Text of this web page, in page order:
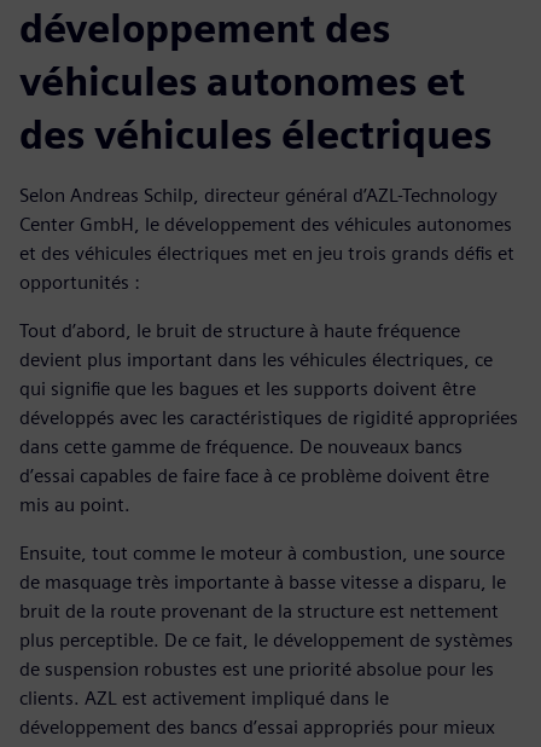
développement des
véhicules autonomes et
des véhicules électriques
Selon Andreas Schilp, directeur général d’AZL-Technology
Center GmbH, le développement des véhicules autonomes
et des véhicules électriques met en jeu trois grands défis et
opportunités :
Tout d’abord, le bruit de structure à haute fréquence
devient plus important dans les véhicules électriques, ce
qui signifie que les bagues et les supports doivent être
développés avec les caractéristiques de rigidité appropriées
dans cette gamme de fréquence. De nouveaux bancs
d’essai capables de faire face à ce problème doivent être
mis au point.
Ensuite, tout comme le moteur à combustion, une source
de masquage très importante à basse vitesse a disparu, le
bruit de la route provenant de la structure est nettement
plus perceptible. De ce fait, le développement de systèmes
de suspension robustes est une priorité absolue pour les
clients. AZL est activement impliqué dans le
développement des bancs d’essai appropriés pour mieux